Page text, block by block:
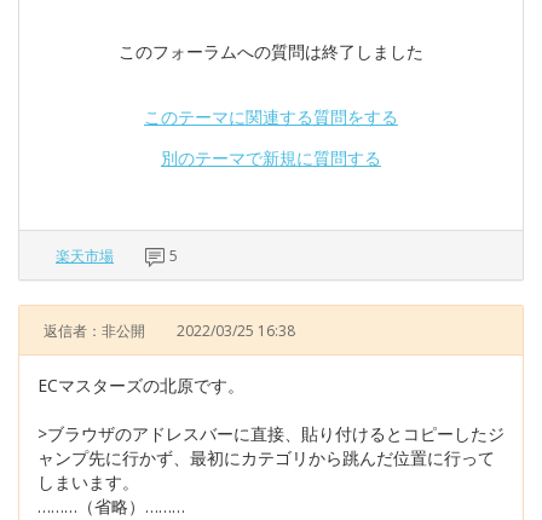
このフォーラムへの質問は終了しました
このテーマに関連する質問をする
別のテーマで新規に質問する
楽天市場 5
返信者：非公開 2022/03/25 16:38
ECマスターズの北原です。
>ブラウザのアドレスバーに直接、貼り付けるとコピーしたジ
ャンプ先に行かず、最初にカテゴリから跳んだ位置に行って
しまいます。
………（省略）………